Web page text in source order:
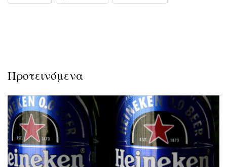
Προτεινόμενα